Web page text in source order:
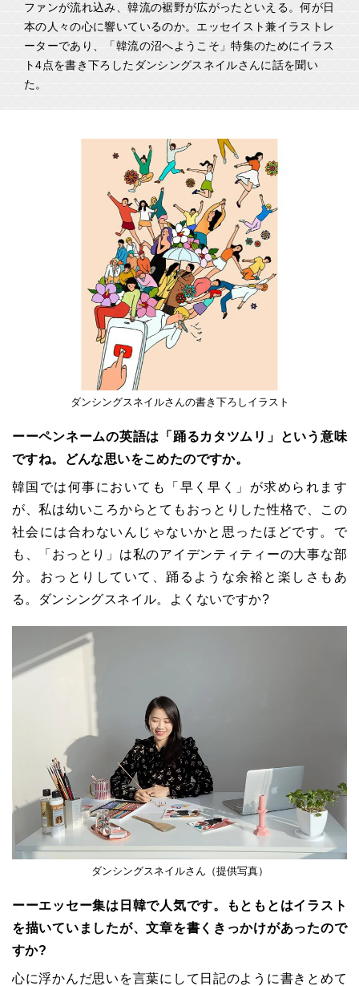
ファンが流れ込み、韓流の裾野が広がったといえる。何が日
本の人々の心に響いているのか。エッセイスト兼イラストレ
ーターであり、「韓流の沼へようこそ」特集のためにイラス
ト4点を書き下ろしたダンシングスネイルさんに話を聞い
た。
ダンシングスネイルさんの書き下ろしイラスト
ーーペンネームの英語は「踊るカタツムリ」という意味
ですね。どんな思いをこめたのですか。
韓国では何事においても「早く早く」が求められます
が、私は幼いころからとてもおっとりした性格で、この
社会には合わないんじゃないかと思ったほどです。で
も、「おっとり」は私のアイデンティティーの大事な部
分。おっとりしていて、踊るような余裕と楽しさもあ
る。ダンシングスネイル。よくないですか?
ダンシングスネイルさん（提供写真）
ーーエッセー集は日韓で人気です。もともとはイラスト
を描いていましたが、文章を書くきっかけがあったので
すか?
心に浮かんだ思いを言葉にして日記のように書きとめて